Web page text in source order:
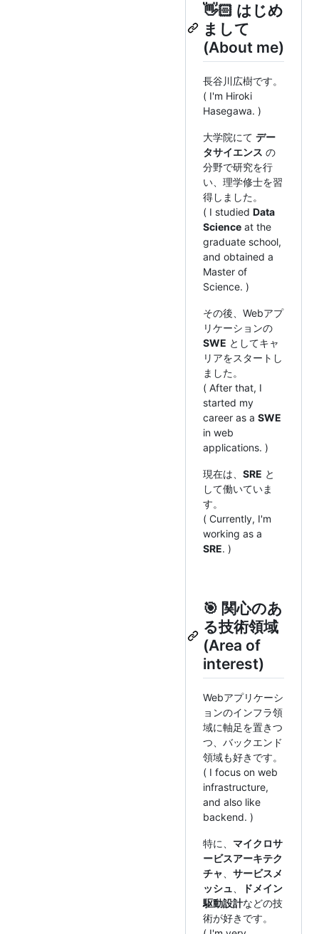
👋🏻 はじめ
まして
(About me)
長谷川広樹です。
( I'm Hiroki
Hasegawa. )
大学院にて デー
タサイエンス の
分野で研究を行
い、理学修士を習
得しました。
( I studied Data
Science at the
graduate school,
and obtained a
Master of
Science. )
その後、Webアプ
リケーションの
SWE としてキャ
リアをスタートし
ました。
( After that, I
started my
career as a SWE
in web
applications. )
現在は、 SRE と
して働いていま
す。
( Currently, I'm
working as a
SRE. )
🎯 関心のあ
る技術領域
(Area of
interest)
Webアプリケーシ
ョンのインフラ領
域に軸足を置きつ
つ、バックエンド
領域も好きです。
( I focus on web
infrastructure,
and also like
backend. )
特に、 マイクロサ
ービスアーキテク
チャ、 サービスメ
ッシュ、
ドメイン
駆動設計などの技
術が好きです。